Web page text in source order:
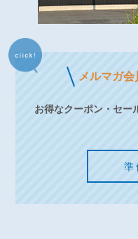
メルマガ会
お得なクーポン・セー
準